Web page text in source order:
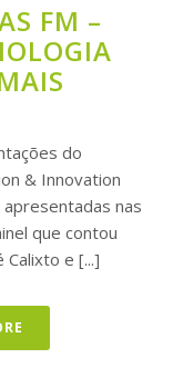
FM –
do
& Innovation
nas
que contou
Calixto e [...]